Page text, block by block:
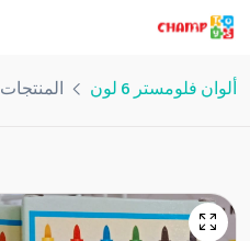
ألوان فلومستر 6 لون المنتجات